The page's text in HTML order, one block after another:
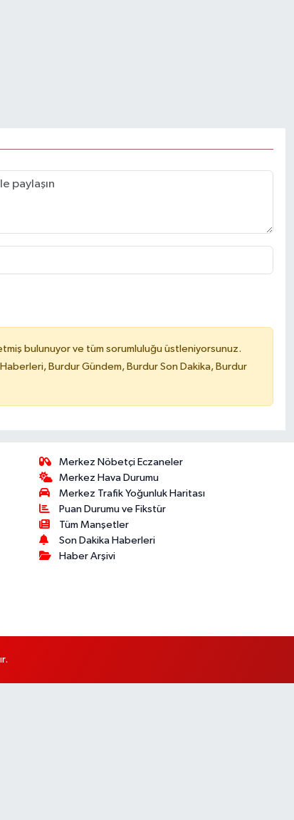
bulunuyor ve tüm sorumluluğu üstleniyorsunuz.
Burdur Gündem, Burdur Son Dakika, Burdur
Merkez Nöbetçi Eczaneler
Merkez Hava Durumu
Merkez Trafik Yoğunluk Haritası
Puan Durumu ve Fikstür
Tüm Manşetler
Son Dakika Haberleri
Haber Arşivi